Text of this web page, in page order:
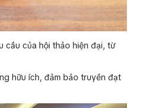
cầu của hội thảo hiện đại, từ
hữu ích, đảm bảo truyền đạt